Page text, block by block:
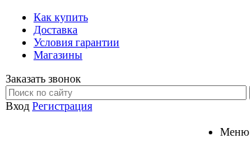
Как купить
Доставка
Условия гарантии
Магазины
Заказать звонок
Вход Регистрация
Меню